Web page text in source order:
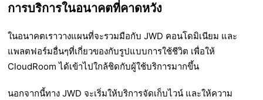
การบริการในอนาคตที่คาดหวัง
ในอนาคตเราวางแผนที่จะรวมมือกับ JWD คอนโดมิเนียม และ
แพลตฟอร์มอื่นๆที่เกี่ยวของกับรูปแบบการใช้ชีวิต เพื่อให้
CloudRoom ได้เข้าไปใกล้ชิดกับผู้ใช้บริการมากขึ้น
นอกจากนี้ทาง JWD จะเริ่มให้บริการจัดเก็บไวน์ และให้ความ